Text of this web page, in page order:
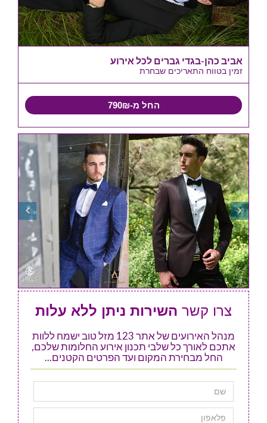
אביב כהן-בגדי גברים לכל אירוע
זמין בטווח התאריכים שבחרת
החל מ-790₪
צרו קשר השירות ניתן ללא עלות
מנהל האירועים של אתר 123 מזל טוב ישמח ללוות
אתכם לאורך כל שלבי תכנון אירוע החלומות שלכם,
החל מבחירת המקום ועד הפרטים הקטנים...